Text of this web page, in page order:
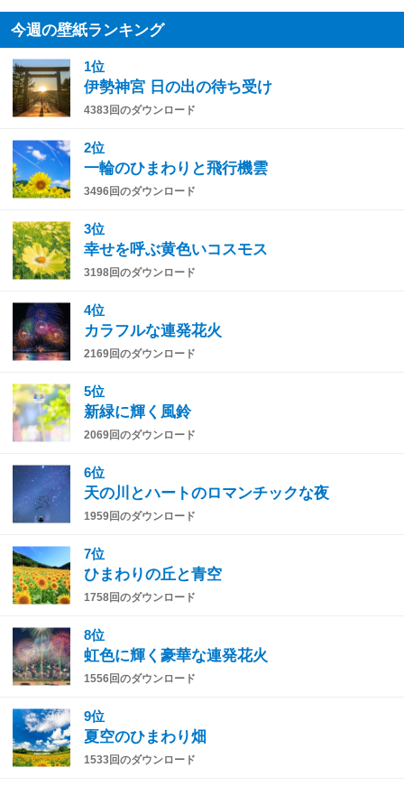
今週の壁紙ランキング
1位
伊勢神宮 日の出の待ち受け
4383回のダウンロード
2位
一輪のひまわりと飛行機雲
3496回のダウンロード
3位
幸せを呼ぶ黄色いコスモス
3198回のダウンロード
4位
カラフルな連発花火
2169回のダウンロード
5位
新緑に輝く風鈴
2069回のダウンロード
6位
天の川とハートのロマンチックな夜
1959回のダウンロード
7位
ひまわりの丘と青空
1758回のダウンロード
8位
虹色に輝く豪華な連発花火
1556回のダウンロード
9位
夏空のひまわり畑
1533回のダウンロード